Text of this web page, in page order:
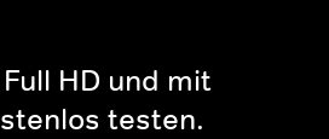
HD und mit
testen.